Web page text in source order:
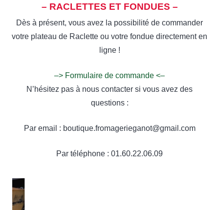
– RACLETTES ET FONDUES –
Dès à présent, vous avez la possibilité de commander
votre plateau de Raclette ou votre fondue directement en
ligne !
–> Formulaire de commande <–
N’hésitez pas à nous contacter si vous avez des
questions :
Par email : boutique.fromagerieganot@gmail.com
Par téléphone : 01.60.22.06.09